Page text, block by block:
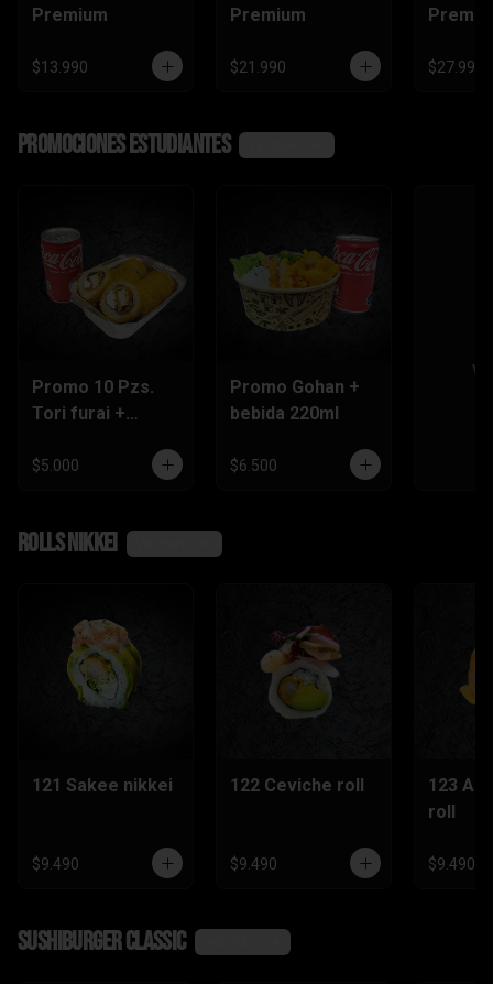
Premium
$13.990
Premium
$21.990 $27.990
Promociones Estudiantes
Promo 10 Pzs.
Tori furai +
$5.000
Promo Gohan +
bebida 220ml
$6.500
Rolls nikkei
121 Sakee nikkei
$9.490
122 Ceviche roll
$9.490
123
roll
$9.490
SushiBurger Classic